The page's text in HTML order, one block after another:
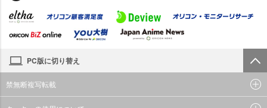
PC版に切り替え
禁無断複写転載